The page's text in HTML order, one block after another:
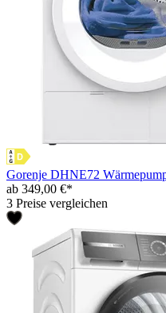
Gorenje DHNE72
ab 349,00 €*
3 Preise vergleichen